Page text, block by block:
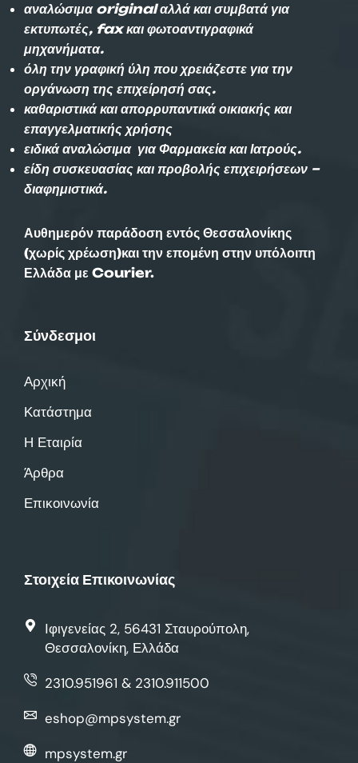
αναλώσιμα original αλλά και συμβατά για
εκτυπωτές, fax και φωτοαντιγραφικά
μηχανήματα.
όλη την γραφική ύλη που χρειάζεστε για την
οργάνωση της επιχείρησή σας.
καθαριστικά και απορρυπαντικά οικιακής και
επαγγελματικής χρήσης
ειδικά αναλώσιμα για Φαρμακεία και Ιατρούς.
είδη συσκευασίας και προβολής επιχειρήσεων –
διαφημιστικά.
Αυθημερόν παράδοση εντός Θεσσαλονίκης
(χωρίς χρέωση)και την επομένη στην υπόλοιπη
Ελλάδα με Courier.
Σύνδεσμοι
Αρχική
Κατάστημα
Η Εταιρία
Άρθρα
Επικοινωνία
Στοιχεία Επικοινωνίας
Ιφιγενείας 2, 56431 Σταυρούπολη,
Θεσσαλονίκη, Ελλάδα
2310.951961 & 2310.911500
eshop@mpsystem.gr
mpsystem.gr